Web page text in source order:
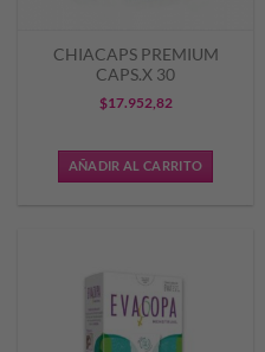
CHIACAPS PREMIUM
CAPS.X 30
$17.952,82
AÑADIR AL CARRITO